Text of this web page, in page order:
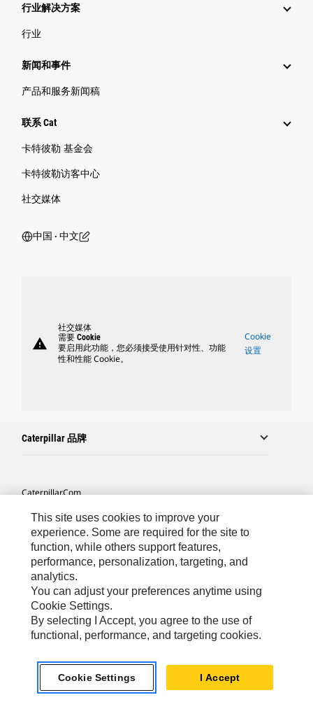
行业解决方案
行业
新闻和事件
产品和服务新闻稿
联系 Cat
卡特彼勒 基金会
卡特彼勒访客中心
社交媒体
中国 ‧ 中文
warning
社交媒体
需要 Cookie
要启用此功能，您必须接受使用针对性、功能
性和性能 Cookie。
Cookie
设置
Caterpillar 品牌
Caterpillar.com
联系 Caterpillar
站点地图
Cookie Settings
法律
隐私
Asia-Chinese© 2026 Caterpillar. 保留所有权利.
This site uses cookies to improve your
experience. Some are required for the site to
function, while others support features,
performance, personalization, targeting, and
analytics.
You can adjust your preferences anytime using
Cookie Settings.
By selecting I Accept, you agree to the use of
functional, performance, and targeting cookies.
Cookie Settings I Accept